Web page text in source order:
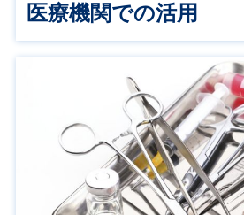
医療機関での活用